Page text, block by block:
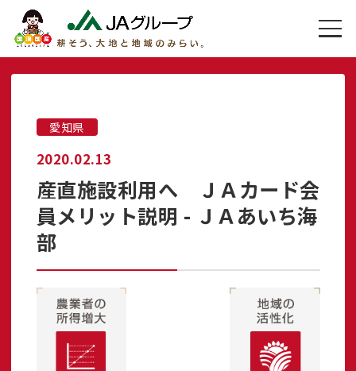
愛知県
2020.02.13
産直施設利用へ ＪＡカード会
員メリット説明 - ＪＡあいち海
部